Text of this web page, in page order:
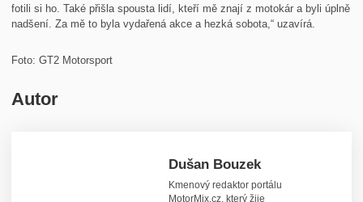
fotili si ho. Také přišla spousta lidí, kteří mě znají z motokár a byli úplně
nadšení. Za mě to byla vydařená akce a hezká sobota,“ uzavírá.
Foto: GT2 Motorsport
Autor
Dušan Bouzek
Kmenový redaktor portálu
MotorMix.cz, který žije